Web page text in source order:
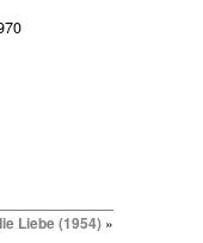
Liebe (1954) »